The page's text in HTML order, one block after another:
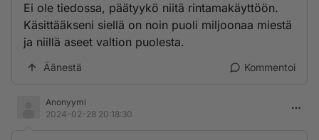
Ei ole tiedossa, päätyykö niitä rintamakäyttöön.
Käsittääkseni siellä on noin puoli miljoonaa miestä
ja niillä aseet valtion puolesta.
Äänestä Kommentoi
Anonyymi
2024-02-28 20:18:30